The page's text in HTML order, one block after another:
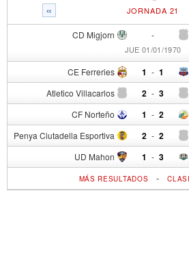
« JORNADA 21
CD Migjorn -
JUE 01/01/1970
CE Ferreries 1 - 1
Atletico Villacarlos 2 - 3
CF Norteño 1 - 2
Penya Ciutadella Esportiva 2 - 2
UD Mahon 1 - 3
MÁS RESULTADOS -